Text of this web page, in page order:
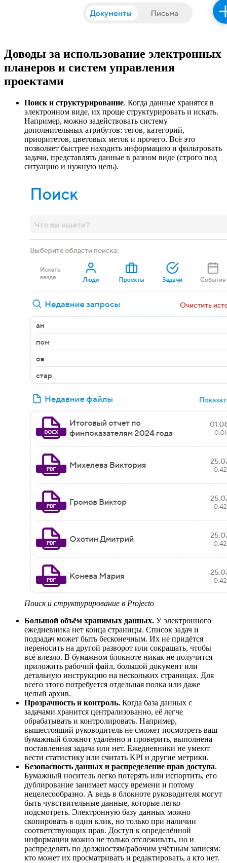
Доводы за использование электронных
планеров и систем управления
проектами
Поиск и структурирование. Когда данные хранятся в
электронном виде, их проще структурировать и искать.
Например, можно задействовать систему
дополнительных атрибутов: тегов, категорий,
приоритетов, цветовых меток и прочего. Всё это
позволяет быстрее находить информацию и фильтровать
задачи, представлять данные в разном виде (строго под
ситуацию и нужную цель).
Поиск и структурирование в Projecto
Большой объём хранимых данных. У электронного
ежедневника нет конца страницы. Список задач и
подзадач может быть бесконечным. Их не придётся
переносить на другой разворот или сокращать, чтобы
всё влезло. В бумажном блокноте никак не получится
приложить рабочий файл, большой документ или
детальную инструкцию на нескольких страницах. Для
всего этого потребуется отдельная полка или даже
целый архив.
Прозрачность и контроль. Когда база данных с
задачами хранится централизованно, её легче
обрабатывать и контролировать. Например,
вышестоящий руководитель не сможет посмотреть ваш
бумажный блокнот удалённо и проверить, выполнена
поставленная задача или нет. Ежедневники не умеют
вести статистику или считать KPI и другие метрики.
Безопасность данных и распределение прав доступа.
Бумажный носитель легко потерять или испортить, его
дублирование занимает массу времени и потому
нецелесообразно. А ведь в блокноте руководителя могут
быть чувствительные данные, которые легко
подсмотреть. Электронную базу данных можно
скопировать в один клик, но только при наличии
соответствующих прав. Доступ к определённой
информации можно не только отслеживать, но и
распределять по должностям/рабочим учётным записям:
кто может их просматривать и редактировать, а кто нет.